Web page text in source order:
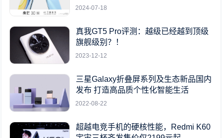
2024-07-18
真我GT5 Pro评测：越级已经越到顶级
旗舰级别？！
2023-12-12
三星Galaxy折叠屏系列及生态新品国内
发布 打造高品质个性化智能生活
2022-08-22
超越电竞手机的硬核性能，Redmi K60